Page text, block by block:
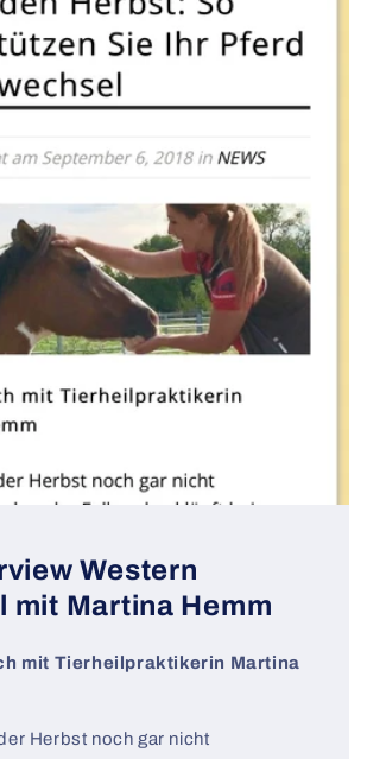
Western
mit Martina Hemm
mit Tierheilpraktikerin Martina
Herbst noch gar nicht